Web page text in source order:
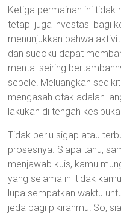
Ketiga permainan ini tidak
tetapi juga investasi bagi
menunjukkan bahwa
dan sudoku dapat
mental seiring
sepele! Meluangkan
mengasah otak adalah
lakukan di tengah
Tidak perlu sigap atau
prosesnya. Siapa tahu,
menjawab kuis, kamu
yang selama ini tidak
lupa sempatkan waktu
jeda bagi pikiranmu! So,